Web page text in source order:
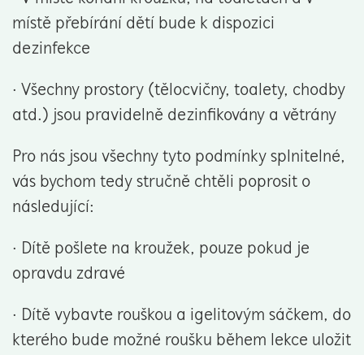
místě přebírání dětí bude k dispozici
dezinfekce
· Všechny prostory (tělocvičny, toalety, chodby
atd.) jsou pravidelně dezinfikovány a větrány
Pro nás jsou všechny tyto podmínky splnitelné,
vás bychom tedy stručně chtěli poprosit o
následující:
· Dítě pošlete na kroužek, pouze pokud je
opravdu zdravé
· Dítě vybavte rouškou a igelitovým sáčkem, do
kterého bude možné roušku během lekce uložit